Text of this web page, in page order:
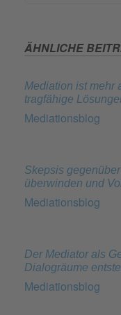
ÄHNLICHE
Mediation ist mehr
tragfähige
Mediationsblog
Skepsis
überwinden und
Mediationsblog
Der Mediator als
Dialogräume
Mediationsblog